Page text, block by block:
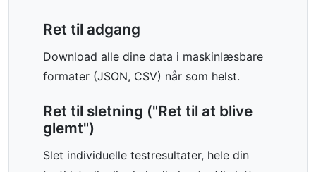
Ret til adgang
Download alle dine data i maskinlæsbare
formater (JSON, CSV) når som helst.
Ret til sletning ("Ret til at blive
glemt")
Slet individuelle testresultater, hele din